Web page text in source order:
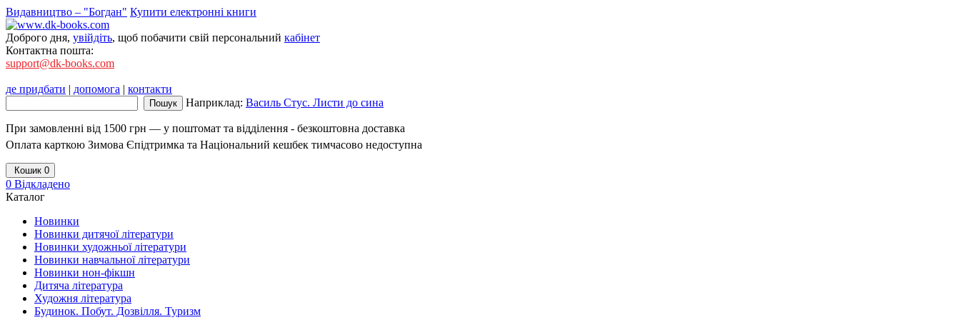
Видавництво – "Богдан" Купити електронні книги
Доброго дня, увійдіть, щоб побачити свій персональний кабінет
Контактна пошта:
support@dk-books.com
де придбати | допомога | контакти
Наприклад: Василь Стус. Листи до сина
При замовленні від 1500 грн — у поштомат та відділення - безкоштовна доставка
Оплата карткою Зимова Єпідтримка та Національний кешбек тимчасово недоступна
Кошик 0
0 Відкладено
Каталог
Новинки
Новинки дитячої літератури
Новинки художньої літератури
Новинки навчальної літератури
Новинки нон-фікшн
Дитяча література
Художня література
Будинок. Побут. Дозвілля. Туризм